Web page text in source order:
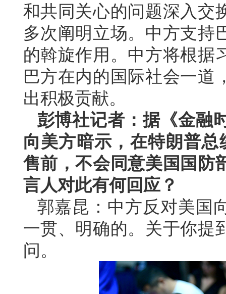
和共同关心的问题深入交
多次阐明立场。中方支持
的斡旋作用。中方将根据
巴方在内的国际社会一道
出积极贡献。
彭博社记者：据《金融
向美方暗示，在特朗普
售前，不会同意美国国防
言人对此有何回应？
郭嘉昆：中方反对美国
一贯、明确的。关于你提
问。